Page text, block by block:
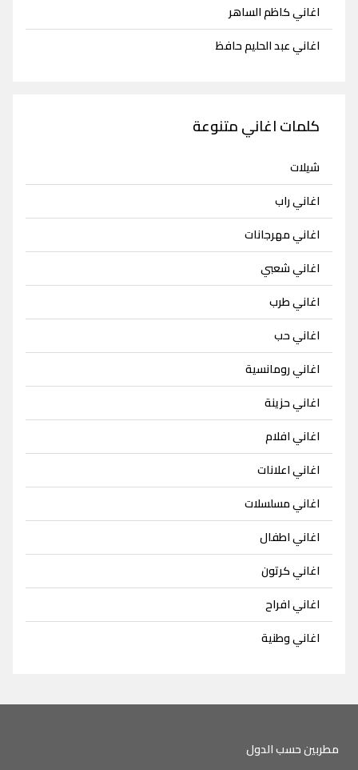
اغاني كاظم الساهر
اغاني عبد الحليم حافظ
كلمات اغاني متنوعة
شيلات
اغاني راب
اغاني مهرجانات
اغاني شعبي
اغاني طرب
اغاني حب
اغاني رومانسية
اغاني حزينة
اغاني افلام
اغاني اعلانات
اغاني مسلسلات
اغاني اطفال
اغاني كرتون
اغاني افراح
اغاني وطنية
مطربين حسب الدول